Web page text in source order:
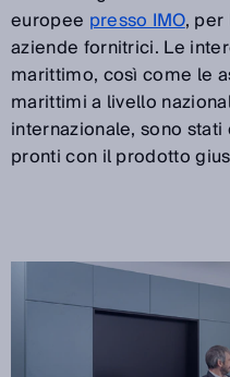
europee presso IMO, per
aziende fornitrici. Le
marittimo, così come le
marittimi a livello
internazionale, sono
pronti con il prodotto